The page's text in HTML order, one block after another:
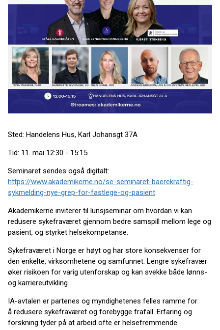
Sted: Handelens Hus, Karl Johansgt 37A
Tid: 11. mai 12:30 - 15:15
Seminaret sendes også digitalt:
https://www.akademikerne.no/se-seminaret-baerekraftig-
sykmelding-nye-grep-for-fastlege-og-pasient
Akademikerne inviterer til lunsjseminar om hvordan vi kan
redusere sykefraværet gjennom bedre samspill mellom lege og
pasient, og styrket helsekompetanse.
Sykefraværet i Norge er høyt og har store konsekvenser for
den enkelte, virksomhetene og samfunnet. Lengre sykefravær
øker risikoen for varig utenforskap og kan svekke både lønns-
og karriereutvikling.
IA-avtalen er partenes og myndighetenes felles ramme for
å redusere sykefraværet og forebygge frafall. Erfaring og
forskning tyder på at arbeid ofte er helsefremmende